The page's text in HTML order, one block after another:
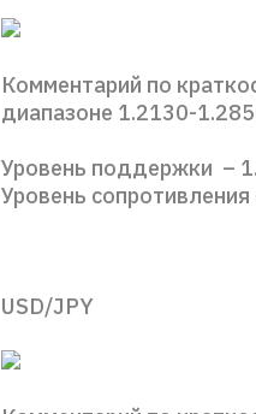
Комментарий по
диапазоне 1.2130-
Уровень поддержки –
Уровень
USD/JPY